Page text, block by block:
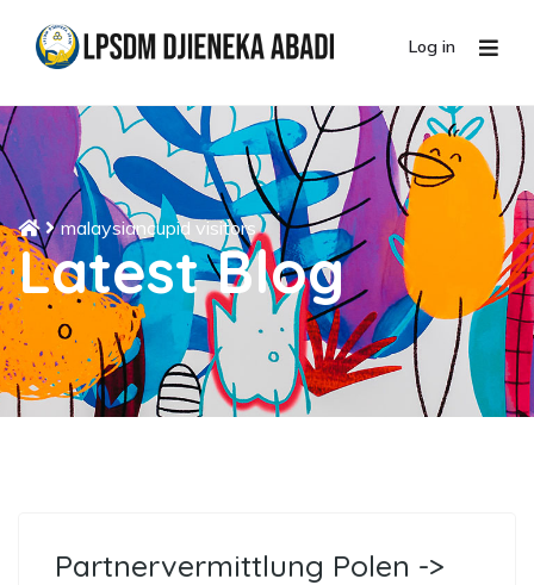
Log in
malaysiancupid visitors
Latest Blog
Partnervermittlung Polen ->